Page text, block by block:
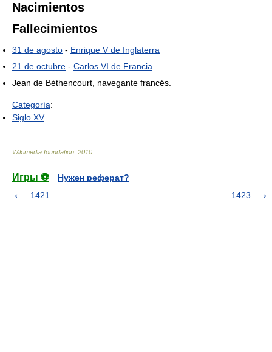
Nacimientos
Fallecimientos
31 de agosto - Enrique V de Inglaterra
21 de octubre - Carlos VI de Francia
Jean de Béthencourt, navegante francés.
Categoría:
Siglo XV
Wikimedia foundation 2010
Игры ⚽
Нужен реферат?
1421
1423